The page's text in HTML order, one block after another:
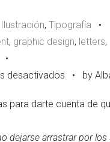
Ilustración, Tipografía •
, graphic design, letters,
•
desactivados en
era
• by
para darte cuenta de
dejarse arrastrar por